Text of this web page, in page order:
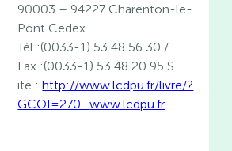
90003 – 94227 Charenton-le-
Pont Cedex
Tél :(0033-1) 53 48 56 30 /
Fax :(0033-1) 53 48 20 95 S
ite :http://www.lcdpu.fr/livre/?
GCOI=270…www.lcdpu.fr